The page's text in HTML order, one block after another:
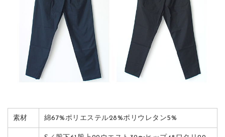
素材 綿67%ポリエステル28%ポリウレタン5%